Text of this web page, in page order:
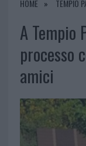
HOME TEMPIO
A Tempio
processo
amici